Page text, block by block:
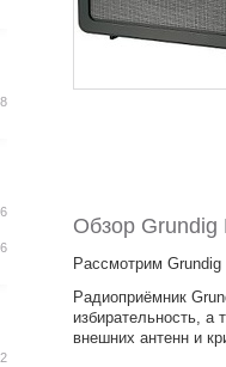
Обзор Grundig
Рассмотрим
Радиоприёмник
избирательность, а
внешних антенн и
8